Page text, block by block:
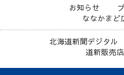
お知らせ
ななかまど
北海道新聞デジタル
道新販売